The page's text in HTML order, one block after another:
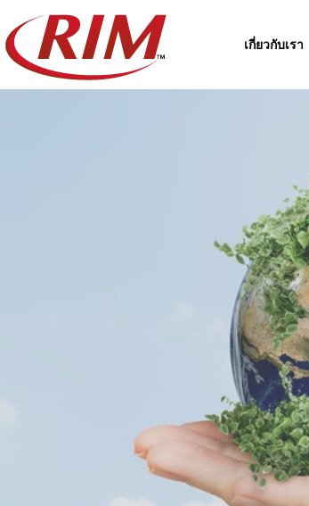
to
content
เกี่ยวกับเรา